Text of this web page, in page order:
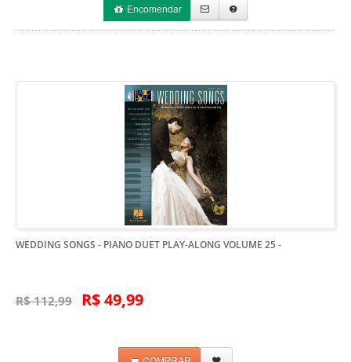
Encomendar
WEDDING SONGS - PIANO DUET PLAY-ALONG VOLUME 25-
R$ 112,99 R$ 49,99